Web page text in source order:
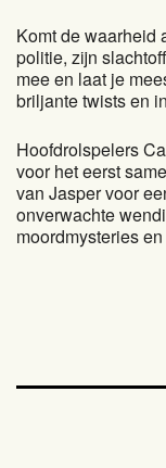
Komt de waarheid
politie, zijn
mee en laat je
briljante twists en
Hoofdrolspelers
voor het eerst
van Jasper voor
onverwachte
moordmysteries